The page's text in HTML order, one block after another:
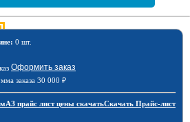
0 шт.
Оформить заказ
заказа 30 000 ₽
Скачать Прайс-лист